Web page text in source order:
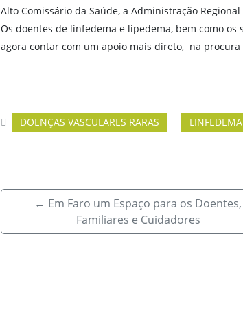
Alto Comissário da Saúde, a Administração
Os doentes de linfedema e lipedema, bem como
agora contar com um apoio mais direto, na
DOENÇAS VASCULARES RARAS
← Em Faro um Espaço para os Doentes,
Familiares e Cuidadores